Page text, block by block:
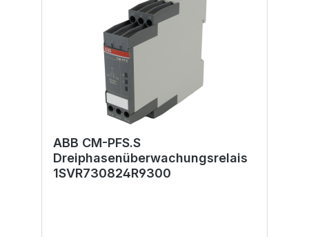
ABB CM-PFS.S
Dreiphasenüberwachungsrelais
1SVR730824R9300